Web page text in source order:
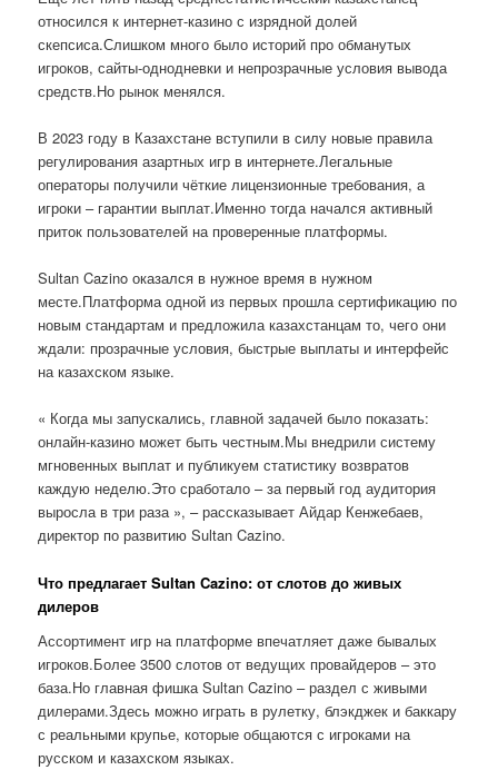
относился к интернет-казино с изрядной долей
скепсиса.Слишком много было историй про обманутых
игроков, сайты-однодневки и непрозрачные условия вывода
средств.Но рынок менялся.
В 2023 году в Казахстане вступили в силу новые правила
регулирования азартных игр в интернете.Легальные
операторы получили чёткие лицензионные требования, а
игроки – гарантии выплат.Именно тогда начался активный
приток пользователей на проверенные платформы.
Sultan Cazino оказался в нужное время в нужном
месте.Платформа одной из первых прошла сертификацию по
новым стандартам и предложила казахстанцам то, чего они
ждали: прозрачные условия, быстрые выплаты и интерфейс
на казахском языке.
« Когда мы запускались, главной задачей было показать:
онлайн-казино может быть честным.Мы внедрили систему
мгновенных выплат и публикуем статистику возвратов
каждую неделю.Это сработало – за первый год аудитория
выросла в три раза », – рассказывает Айдар Кенжебаев,
директор по развитию Sultan Cazino.
Что предлагает Sultan Cazino: от слотов до живых
дилеров
Ассортимент игр на платформе впечатляет даже бывалых
игроков.Более 3500 слотов от ведущих провайдеров – это
база.Но главная фишка Sultan Cazino – раздел с живыми
дилерами.Здесь можно играть в рулетку, блэкджек и баккару
с реальными крупье, которые общаются с игроками на
русском и казахском языках.